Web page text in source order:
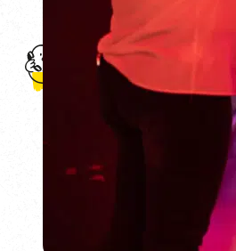
Accueil
Professionnels
Séminaire d'entreprise